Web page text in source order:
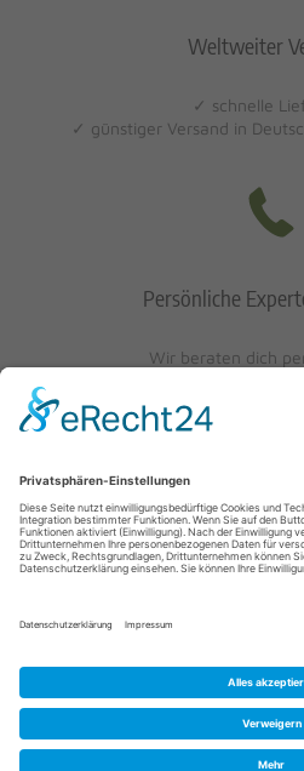
Weltweiter
✓ schnelle
✓ günstiger Versand in
Persönliche
Wir beraten dich
0621/
© 2023 Schuh-Keller KG |